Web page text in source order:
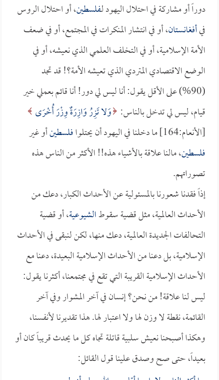
دوراً أو مشاركة في احتلال اليهود لـفلسطين، أو احتلال الروس
فيأفغانستان، أو في انتشار المنكرات في المجتمع، أو في ضعف
الأمة الإسلامية، أو في التخلف العلمي الذي نعيشه، أو في
الوضع الاقتصادي المتردي الذي تعيشه الأمة؟! قد تجد
(90%) على الأقل يقول: أنا ليس لي دور! أنا قائم بعملي خير
قيام، ليس لي تدخل بالناس: وَلا تَزِرُ وَازِرَةٌ وِزْرَ أُخْرَى
[الأنعام:164] ما دخلنا في اليهود أن يحتلوا
فلسطينأو غير
فلسطين، مالنا علاقة بالأشياء هذه!! الأكثر من الناس هذه
تصوراتهم.
إذاً فقدنا شعورنا بالمسئولية عن الأحداث الكبار، دعك من
الأحداث العالمية، مثل قضية سقوطالشيوعية، أو قضية
التحالفات الجديدة العالمية، دعك منها، لكن لنبقى في الأحداث
الإسلامية، بل دعنا من الأحداث الإسلامية البعيدة، دعنا مع
الأحداث الإسلامية القريبة التي تقع في مجتمعنا، أكثرنا يقول:
ليس لنا علاقة! من نحن؟ إنسان في آخر المشوار وفي آخر
القائمة، نقطة لا وزن لها ولا اعتبار لها. هذا تقديرنا لأنفسنا،
وهكذا أصبحنا نعيش سلبية قاتلة تجاه كل ما يحدث قريباً كان أو
بعيداً، حتى صح وصدق علينا قول القائل: